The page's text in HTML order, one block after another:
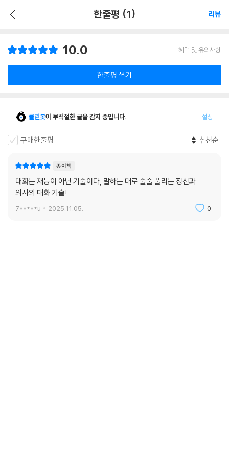
한줄평 (1) 리뷰
10.0 혜택 및 유의사항
한줄평 쓰기
클린봇이 부적절한 글을 감지 중입니다. 설정
구매한줄평 추천순
종이책
대화는 재능이 아닌 기술이다, 말하는 대로 술술 풀리는 정신과
의사의 대화 기술!
7*****u 2025.11.05. 0